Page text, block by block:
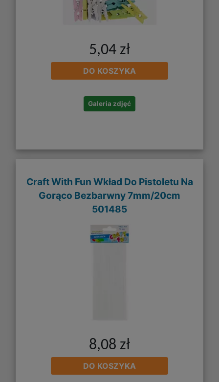
5,04 zł
DO KOSZYKA
Galeria zdjęć
Craft With Fun Wkład Do Pistoletu Na
Gorąco Bezbarwny 7mm/20cm
501485
8,08 zł
DO KOSZYKA